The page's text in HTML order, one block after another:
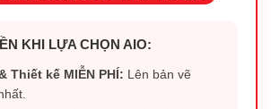
KHI LỰA CHỌN AIO:
Thiết kế MIỄN PHÍ: Lên bản vẽ